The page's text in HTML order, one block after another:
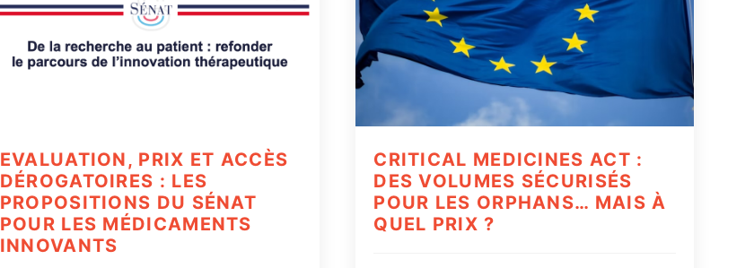
EVALUATION, PRIX ET ACCÈS
DÉROGATOIRES : LES
PROPOSITIONS DU SÉNAT
POUR LES MÉDICAMENTS
INNOVANTS
CRITICAL MEDICINES ACT :
DES VOLUMES SÉCURISÉS
POUR LES ORPHANS… MAIS À
QUEL PRIX ?